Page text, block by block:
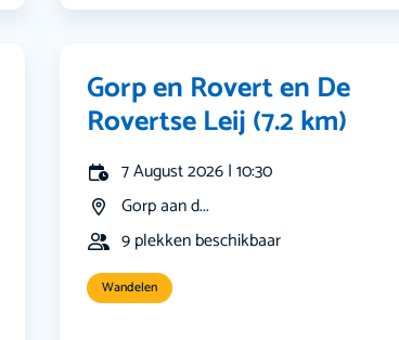
Gorp en Rovert en De
Rovertse Leij (7.2 km)
7 August 2026 | 10:30
Gorp aan d...
9 plekken beschikbaar
Wandelen